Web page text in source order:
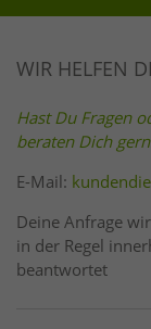
WIR HELFEN
Hast Du Fragen
beraten Dich
E-Mail:
Deine Anfrage
in der Regel
beantwortet